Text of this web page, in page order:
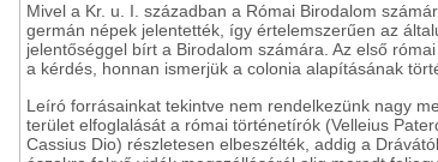
Mivel a Kr. u. I. században a Római Birodalom
germán népek jelentették, így értelemszerűen az
jelentőséggel bírt a Birodalom számára. Az első
a kérdés, honnan ismerjük a colonia alapításának
Leíró forrásainkat tekintve nem rendelkezünk nagy
terület elfoglalását a római történetírók (Velleius
Cassius Dio) részletesen elbeszélték, addig a Drávától